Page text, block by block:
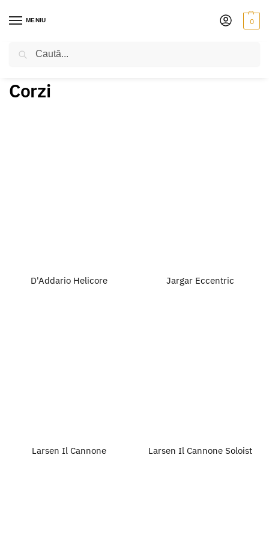
MENIU 0
Corzi
D'Addario Helicore Jargar Eccentric
Larsen Il Cannone Larsen Il Cannone Soloist